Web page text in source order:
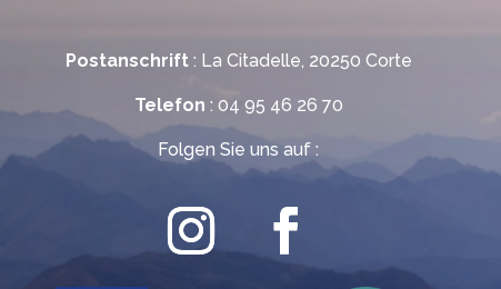
Postanschrift: La Citadelle, 20250 Corte
Telefon : 04 95 46 26 70
Folgen Sie uns auf :